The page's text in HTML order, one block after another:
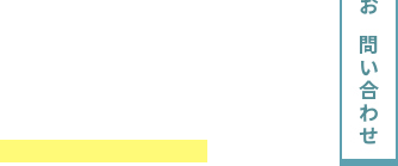
お問い合わせ